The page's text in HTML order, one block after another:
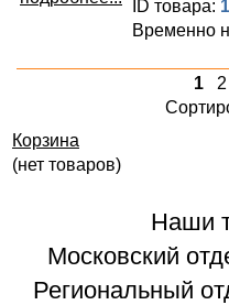
ID товара:
Временно
1 2
Корзина
(нет товаров)
Наши
Московский
Региональный